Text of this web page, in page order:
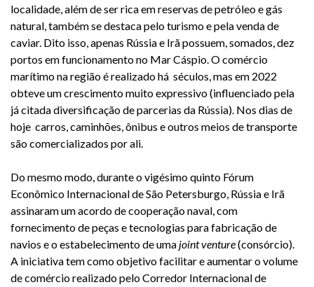
localidade, além de ser rica em reservas de petróleo e gás
natural, também se destaca pelo turismo e pela venda de
caviar. Dito isso, apenas Rússia e Irã possuem, somados, dez
portos em funcionamento no Mar Cáspio. O comércio
marítimo na região é realizado há séculos, mas em 2022
obteve um crescimento muito expressivo (influenciado pela
já citada diversificação de parcerias da Rússia). Nos dias de
hoje carros, caminhões, ônibus e outros meios de transporte
são comercializados por ali.
Do mesmo modo, durante o vigésimo quinto Fórum
Econômico Internacional de São Petersburgo, Rússia e Irã
assinaram um acordo de cooperação naval, com
fornecimento de peças e tecnologias para fabricação de
navios e o estabelecimento de uma joint venture(consórcio).
A iniciativa tem como objetivo facilitar e aumentar o volume
de comércio realizado pelo Corredor Internacional de